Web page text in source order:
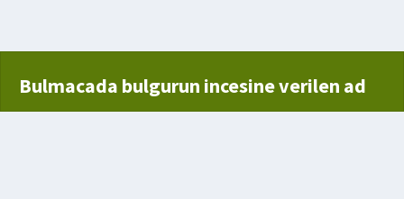
Bulmacada bulgurun incesine verilen ad